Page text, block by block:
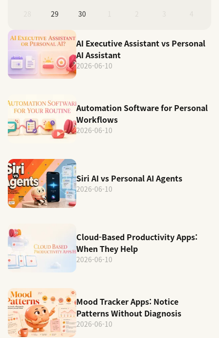
AI Executive Assistant vs Personal
AI Assistant
2026-06-10
Automation Software for Personal
Workflows
2026-06-10
Siri AI vs Personal AI Agents
2026-06-10
Cloud-Based Productivity Apps:
When They Help
2026-06-10
Mood Tracker Apps: Notice
Patterns Without Diagnosis
2026-06-10
29 30